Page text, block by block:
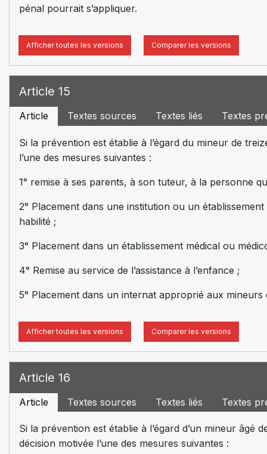
pénal pourrait s’appliquer.
Afficher toutes les versions Comparer les versions
Article 15
Article Textes sources Textes liés Textes
Si la prévention est établie à l’égard du mineur de
l’une des mesures suivantes :
1° remise à ses parents, à son tuteur, à la personne
2° Placement dans une institution ou un
habilité ;
3° Placement dans un établissement médical ou
4° Remise au service de l’assistance à l’enfance ;
5° Placement dans un internat approprié aux mineurs
Afficher toutes les versions Comparer les versions
Article 16
Article Textes sources Textes liés Textes
Si la prévention est établie à l’égard d’un mineur
décision motivée l’une des mesures suivantes :